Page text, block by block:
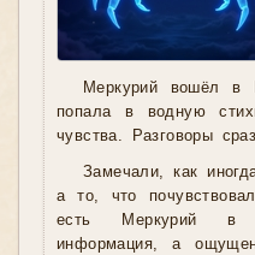
Меркурий вошёл в
попала в водную
чувства. Разговоры
Замечали, как
а то, что
есть Меркурий в
информация, а